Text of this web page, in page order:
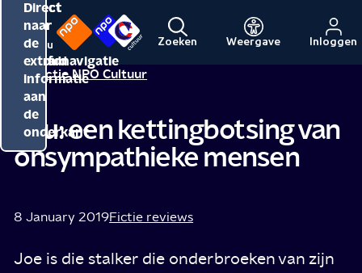
Direct
naar
de
inhoud
Direct
naar
de
hoofdnavigatie
Direct
naar
de
extra
informatie
aan
de
onderkant
Menu
Naar
de
NPO
Naar
de
NPO
Cultuur
Zoeken Weergave Inloggen
Redactie NPO Cultuur
You: een kettingbotsing van
onsympathieke mensen
8 January 2019Fictie reviews
Joe is die stalker die onderbroeken van zijn